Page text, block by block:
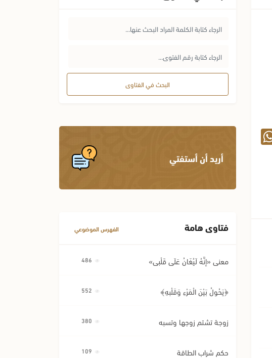
البحث في الفتاوى
أريد أن أستفتي
فتاوى هامة الفهرس الموضوعي
معنى «إِنَّهُ لَيُغَانُ عَلَى قَلْبِي»
﴿يَحُولُ بَيْنَ الْمَرْءِ وَقَلْبِهِ﴾
زوجة تشتم زوجها وتسبه
حكم شراب الطاقة